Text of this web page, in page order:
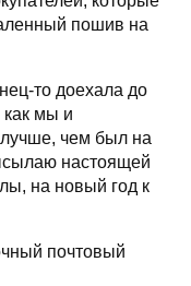
пошив на
то доехала до
как мы и
чем был на
настоящей
на новый год к
почтовый